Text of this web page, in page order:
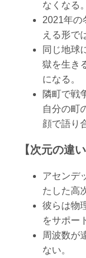
なくなる。
2021年の
える形で
同じ地球
獄を生き
になる。
隣町で戦
自分の町
顔で語り
【次元の違
アセンデ
たした高
彼らは物
をサポー
周波数が
ない。